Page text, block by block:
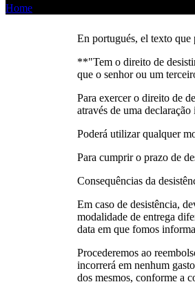
Home
En portugués, el texto que
**"Tem o direito de
que o senhor ou um
Para exercer o direito de
através de uma
Poderá utilizar qualquer
Para cumprir o prazo de
Consequências da
Em caso de desistência,
modalidade de entrega
data em que fomos
Procederemos ao
incorrerá em nenhum
dos mesmos, conforme a